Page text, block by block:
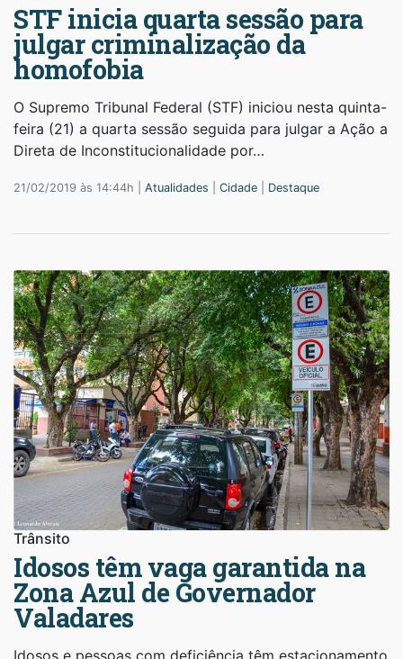
STF inicia quarta sessão para
julgar criminalização da
homofobia
O Supremo Tribunal Federal (STF) iniciou nesta quinta-
feira (21) a quarta sessão seguida para julgar a Ação a
Direta de Inconstitucionalidade por…
21/02/2019 às 14:44h | Atualidades Cidade Destaque
Trânsito
Idosos têm vaga garantida na
Zona Azul de Governador
Valadares
Idosos e pessoas com deficiência têm estacionamento